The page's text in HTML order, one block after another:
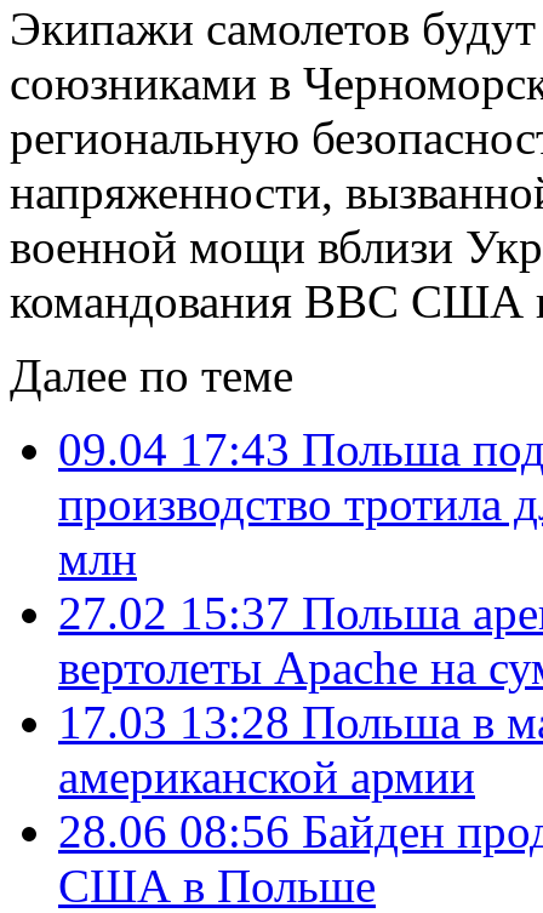
Экипажи самолетов
союзниками в
региональную
напряженности,
военной мощи вблизи
командования ВВС США
Далее по теме
09.04 17:43 Польша
производство
млн
27.02 15:37 Польша
вертолеты Apache на
17.03 13:28 Польша в
американской армии
28.06 08:56 Байден
США в Польше